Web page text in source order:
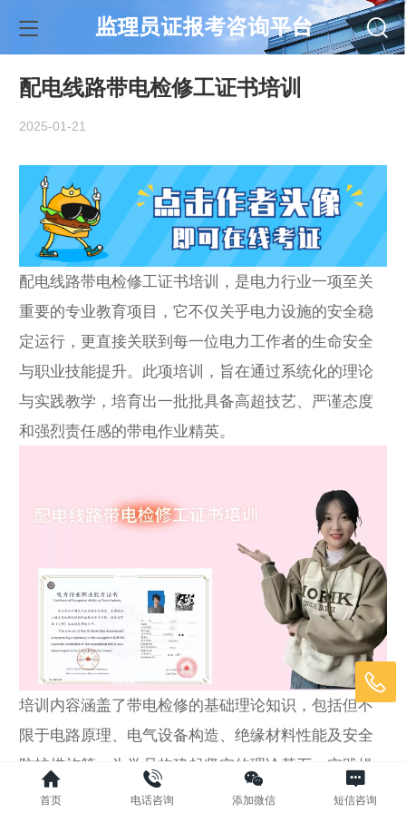
监理员证报考咨询平台
配电线路带电检修工证书培训
2025-01-21
配电线路带电检修工证书培训，是电力行业一项至关
重要的专业教育项目，它不仅关乎电力设施的安全稳
定运行，更直接关联到每一位电力工作者的生命安全
与职业技能提升。此项培训，旨在通过系统化的理论
与实践教学，培育出一批批具备高超技艺、严谨态度
和强烈责任感的带电作业精英。
培训内容涵盖了带电检修的基础理论知识，包括但不
限于电路原理、电气设备构造、绝缘材料性能及安全
防护措施等，为学员构建起坚实的理论基石。实践操
作环节更是重中之重，通过模拟真实作业场景，让学
首页 电话咨询 添加微信 短信咨询